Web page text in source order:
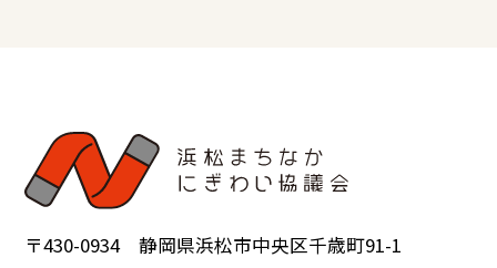
〒430-0934 静岡県浜松市中央区千歳町91-1